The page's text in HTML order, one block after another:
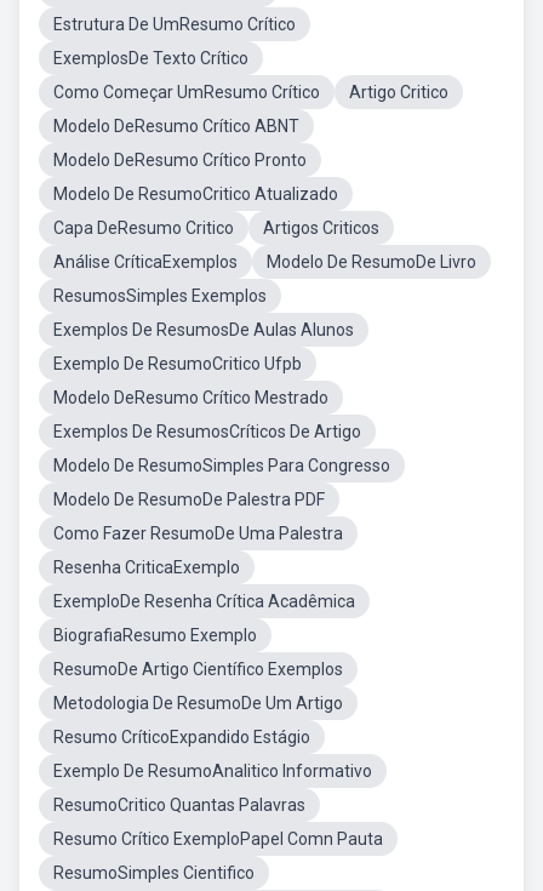
Estrutura De UmResumo Crítico
ExemplosDe Texto Crítico
Como Começar UmResumo Crítico
Artigo Critico
Modelo DeResumo Crítico ABNT
Modelo DeResumo Crítico Pronto
Modelo De ResumoCritico Atualizado
Capa DeResumo Critico
Artigos Criticos
Análise CríticaExemplos
Modelo De ResumoDe Livro
ResumosSimples Exemplos
Exemplos De ResumosDe Aulas Alunos
Exemplo De ResumoCritico Ufpb
Modelo DeResumo Crítico Mestrado
Exemplos De ResumosCríticos De Artigo
Modelo De ResumoSimples Para Congresso
Modelo De ResumoDe Palestra PDF
Como Fazer ResumoDe Uma Palestra
Resenha CriticaExemplo
ExemploDe Resenha Crítica Acadêmica
BiografiaResumo Exemplo
ResumoDe Artigo Científico Exemplos
Metodologia De ResumoDe Um Artigo
Resumo CríticoExpandido Estágio
Exemplo De ResumoAnalitico Informativo
ResumoCritico Quantas Palavras
Resumo Crítico ExemploPapel Comn Pauta
ResumoSimples Cientifico